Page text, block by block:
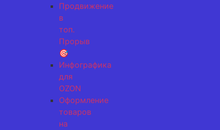
Продвижение
в
топ.
Прорыв
🎯
Инфографика
для
OZON
Оформление
товаров
на